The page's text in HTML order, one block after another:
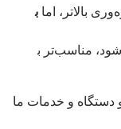
بالاتر، اما ب
مناسب‌تر ب
دستگاه و خدمات ما